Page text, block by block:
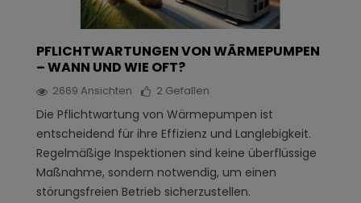
PFLICHTWARTUNGEN VON WÄRMEPUMPEN
– WANN UND WIE OFT?
2669 Ansichten 2 Gefallen
Die Pflichtwartung von Wärmepumpen ist
entscheidend für ihre Effizienz und Langlebigkeit.
Regelmäßige Inspektionen sind keine überflüssige
Maßnahme, sondern notwendig, um einen
störungsfreien Betrieb sicherzustellen.